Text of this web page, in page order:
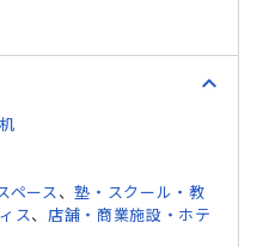
expand_less
ペース、塾・スクール・教
ス、 店舗・商業施設・ホテ